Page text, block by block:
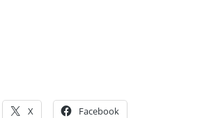
X Facebook